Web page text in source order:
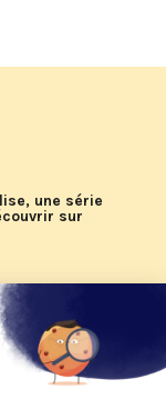
une série
sur
de KTO